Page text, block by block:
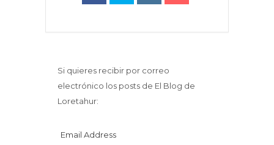
Si quieres recibir por correo
electrónico los posts de El Blog de
Loretahur:
Email Address